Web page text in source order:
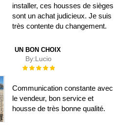
installer, ces housses de sièges
sont un achat judicieux. Je suis
très contente du changement.
UN BON CHOIX
By:Lucio
Évaluation :
Communication constante avec
le vendeur, bon service et
housse de très bonne qualité.